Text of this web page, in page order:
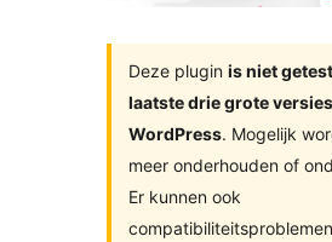
Deze plugin is niet
laatste drie grote
WordPress. Mogelijk
meer onderhouden of
Er kunnen ook